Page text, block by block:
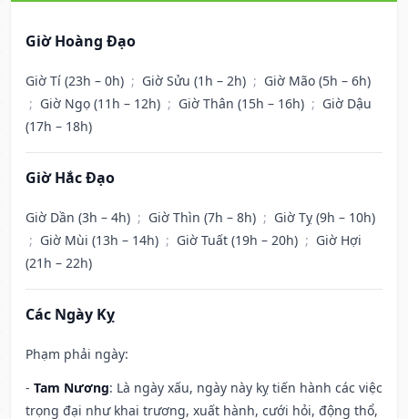
Giờ Hoàng Đạo
Giờ Tí (23h – 0h) ; Giờ Sửu (1h – 2h) ; Giờ Mão (5h – 6h)
; Giờ Ngọ (11h – 12h) ; Giờ Thân (15h – 16h) ; Giờ Dậu
(17h – 18h)
Giờ Hắc Đạo
Giờ Dần (3h – 4h) ; Giờ Thìn (7h – 8h) ; Giờ Tỵ (9h – 10h)
; Giờ Mùi (13h – 14h) ; Giờ Tuất (19h – 20h) ; Giờ Hợi
(21h – 22h)
Các Ngày Kỵ
Phạm phải ngày:
- Tam Nương: Là ngày xấu, ngày này kỵ tiến hành các việc
trọng đại như khai trương, xuất hành, cưới hỏi, động thổ,